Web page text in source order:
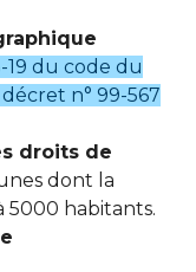
19 du code du
décret n° 99-567
droits de
dont la
5000 habitants.